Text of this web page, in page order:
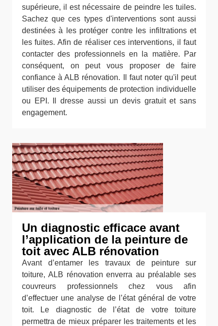
supérieure, il est nécessaire de peindre les tuiles.
Sachez que ces types d'interventions sont aussi
destinées à les protéger contre les infiltrations et
les fuites. Afin de réaliser ces interventions, il faut
contacter des professionnels en la matière. Par
conséquent, on peut vous proposer de faire
confiance à ALB rénovation. Il faut noter qu'il peut
utiliser des équipements de protection individuelle
ou EPI. Il dresse aussi un devis gratuit et sans
engagement.
Un diagnostic efficace avant
l’application de la peinture de
toit avec ALB rénovation
Avant d’entamer les travaux de peinture sur
toiture, ALB rénovation enverra au préalable ses
couvreurs professionnels chez vous afin
d’effectuer une analyse de l’état général de votre
toit. Le diagnostic de l’état de votre toiture
permettra de mieux préparer les traitements et les